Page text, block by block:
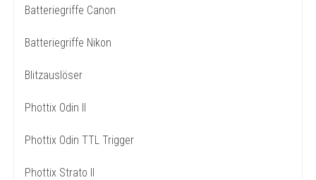
Batteriegriffe Canon
Batteriegriffe Nikon
Blitzauslöser
Phottix Odin II
Phottix Odin TTL Trigger
Phottix Strato II